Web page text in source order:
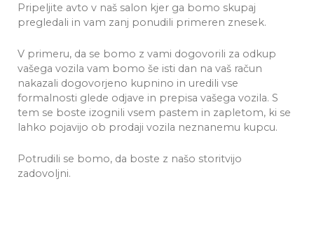
Pripeljite avto v naš salon kjer ga bomo skupaj
pregledali in vam zanj ponudili primeren znesek.
V primeru, da se bomo z vami dogovorili za odkup
vašega vozila vam bomo še isti dan na vaš račun
nakazali dogovorjeno kupnino in uredili vse
formalnosti glede odjave in prepisa vašega vozila. S
tem se boste izognili vsem pastem in zapletom, ki se
lahko pojavijo ob prodaji vozila neznanemu kupcu.
Potrudili se bomo, da boste z našo storitvijo
zadovoljni.